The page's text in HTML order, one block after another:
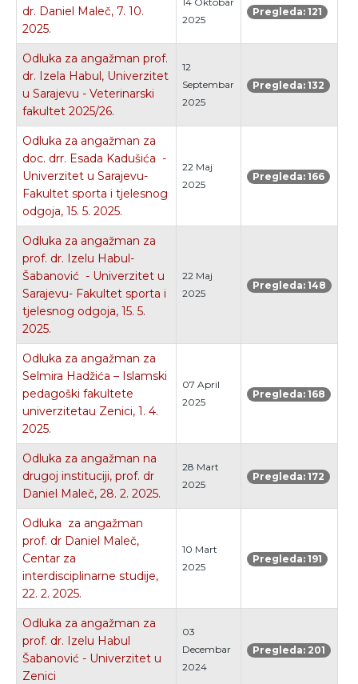
dr. Daniel Maleč, 7. 10.
2025.
2025
Pregleda: 121
Odluka za angažman prof.
dr. Izela Habul, Univerzitet
u Sarajevu - Veterinarski
fakultet 2025/26.
12
Septembar
2025
Pregleda: 132
Odluka za angažman za
doc. drr. Esada Kadušića -
Univerzitet u Sarajevu-
Fakultet sporta i tjelesnog
odgoja, 15. 5. 2025.
22 Maj
2025
Pregleda: 166
Odluka za angažman za
prof. dr. Izelu Habul-
Šabanović - Univerzitet u
Sarajevu- Fakultet sporta i
tjelesnog odgoja, 15. 5.
2025.
22 Maj
2025
Pregleda: 148
Odluka za angažman za
Selmira Hadžića – Islamski
pedagoški fakultete
univerzitetau Zenici, 1. 4.
2025.
07 April
2025
Pregleda: 168
Odluka za angažman na
drugoj instituciji, prof. dr
Daniel Maleč, 28. 2. 2025.
28 Mart
2025
Pregleda: 172
Odluka za angažman
prof. dr Daniel Maleč,
Centar za
interdisciplinarne studije,
22. 2. 2025.
10 Mart
2025
Pregleda: 191
Odluka za angažman za
prof. dr. Izelu Habul
Šabanović - Univerzitet u
Zenici
03
Decembar
2024
Pregleda: 201